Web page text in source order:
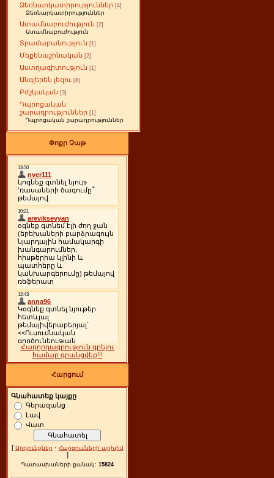
Ձեռնարկատիրություններ [4]
Ձեռնարկատիրություններ
Ատամնաբուժություն [2]
Ատամնաբուժություն
Տրամաբանություն [1]
Մեքենաշինական [2]
Աստղագիտություն [1]
Անգլերեն լեզու [8]
Բժշկական [3]
Դպրոցական
շարադրություններ [1]
Դպրոցական շարադրություններ
Փոքր Չաթ
Հաղորդագրություն գրելու
համար գրանցվեք!!!
Հարցում
Գնահատեք կայքը
Գերազանց
Լավ
Վատ
[ Արդյունքներ · Հարցումների արխիվ
]
Պատասխաների քանակ: 15824